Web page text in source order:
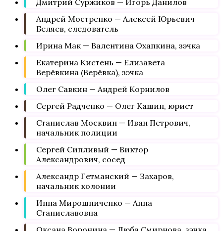
Дмитрий Суржиков — Игорь Данилов
Андрей Мостренко — Алексей Юрьевич
Беляев, следователь
Ирина Мак — Валентина Охапкина, зэчка
Екатерина Кистень — Елизавета
Верёвкина (Верёвка), зэчка
Олег Савкин — Андрей Корнилов
Сергей Радченко — Олег Кашин, юрист
Станислав Москвин — Иван Петрович,
начальник полиции
Сергей Сипливый — Виктор
Александрович, сосед
Александр Гетманский — Захаров,
начальник колонии
Инна Мирошниченко — Анна
Станиславовна